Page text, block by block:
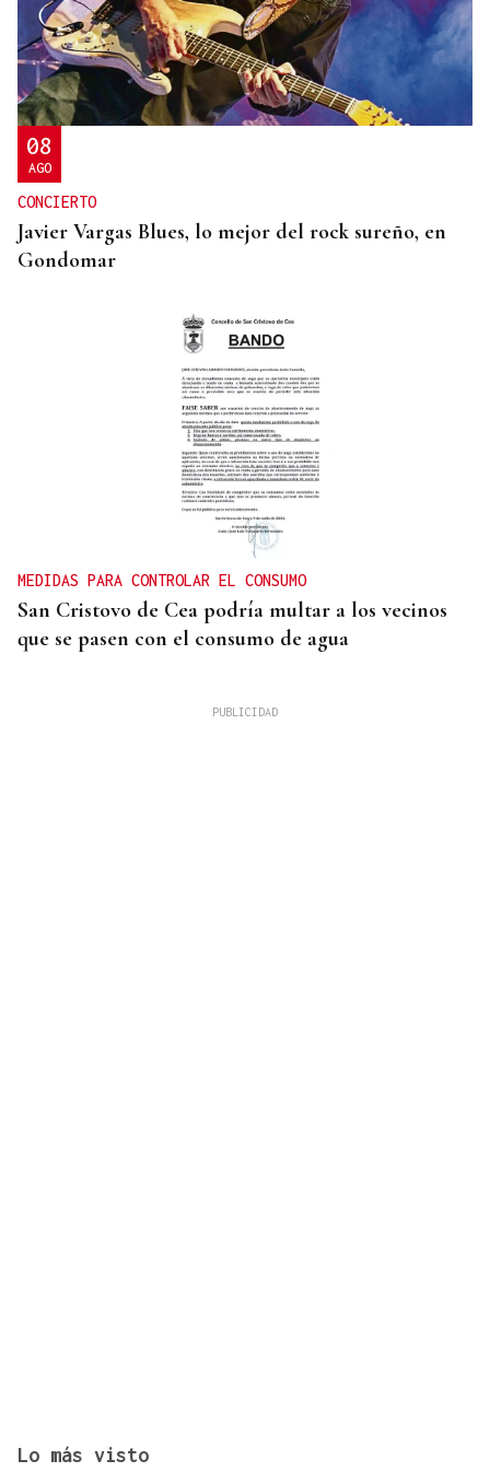
08
AGO
CONCIERTO
Javier Vargas Blues, lo mejor del rock sureño, en
Gondomar
MEDIDAS PARA CONTROLAR EL CONSUMO
San Cristovo de Cea podría multar a los vecinos
que se pasen con el consumo de agua
Lo más visto